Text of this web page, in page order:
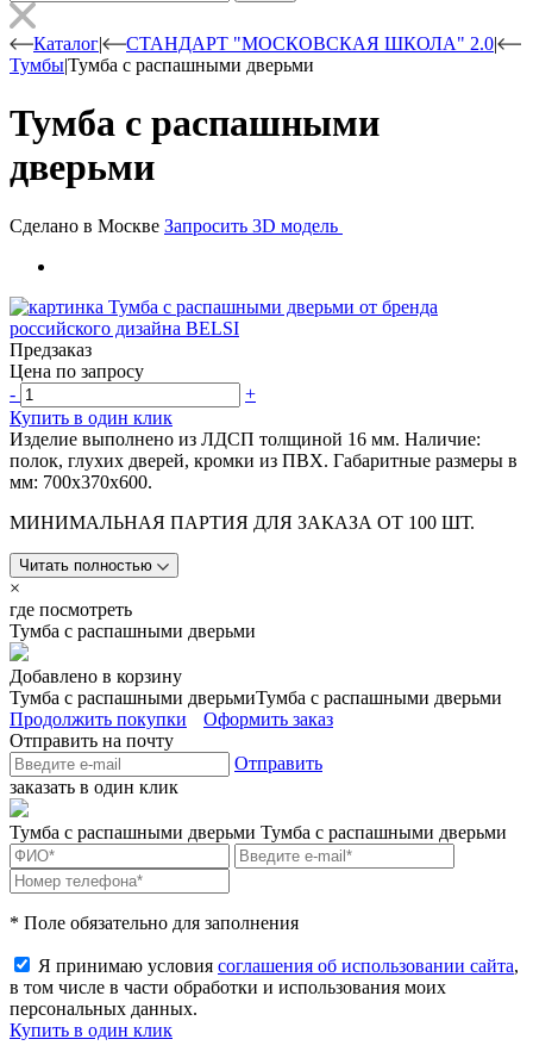
Каталог| СТАНДАРТ "МОСКОВСКАЯ ШКОЛА" 2.0|
Тумбы|Тумба с распашными дверьми
Тумба с распашными
дверьми
Сделано в Москве Запросить 3D модель
Предзаказ
Цена по запросу
-
+
Купить в один клик
Изделие выполнено из ЛДСП толщиной 16 мм. Наличие:
полок, глухих дверей, кромки из ПВХ. Габаритные размеры в
мм: 700х370х600.
МИНИМАЛЬНАЯ ПАРТИЯ ДЛЯ ЗАКАЗА ОТ 100 ШТ.
Читать полностью
×
где посмотреть
Тумба с распашными дверьми
Добавлено в корзину
Тумба с распашными дверьмиТумба с распашными дверьми
Продолжить покупки
Оформить заказ
Отправить на почту
Отправить
заказать в один клик
Тумба с распашными дверьми Тумба с распашными дверьми
* Поле обязательно для заполнения
Я принимаю условия соглашения об использовании сайта,
в том числе в части обработки и использования моих
персональных данных.
Купить в один клик